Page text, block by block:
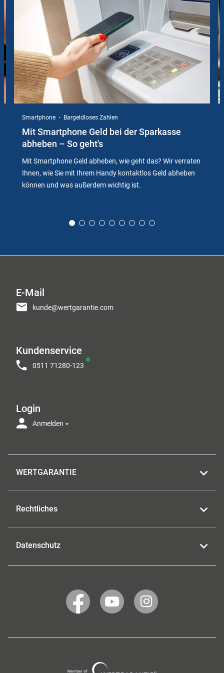
Instructions
Smartphone Bargeldloses Zahlen
Mit Smartphone Geld bei der Sparkasse
abheben – So geht's
Mit Smartphone Geld abheben, wie geht das? Wir verraten
Ihnen, wie Sie mit Ihrem Handy kontaktlos Geld abheben
können und was außerdem wichtig ist.
E-Mail
kunde@wertgarantie.com
Kundenservice
0511 71280-123
Login
Anmelden
WERTGARANTIE
Rechtliches
Datenschutz
WERTGARANTIE
auf
WERTGARANTIE
auf
WERTGARANTIE
auf